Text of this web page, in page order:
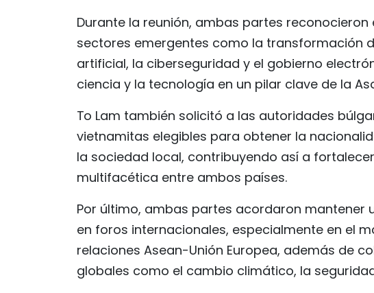
Durante la reunión, ambas partes
sectores emergentes como la transformación
artificial, la ciberseguridad y el gobierno
ciencia y la tecnología en un pilar clave de la
To Lam también solicitó a las autoridades
vietnamitas elegibles para obtener la
la sociedad local, contribuyendo así a
multifacética entre ambos países.
Por último, ambas partes acordaron
en foros internacionales, especialmente en el
relaciones Asean-Unión Europea, además de
globales como el cambio climático, la